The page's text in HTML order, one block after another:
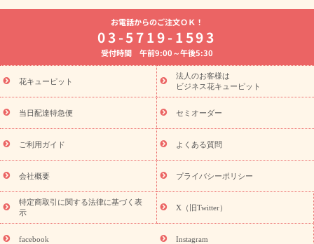
よく贈られる花
お祝いの花特集
誕生日フラワーギフト特集
8月の誕生花(トルコキキョウ)
開店・開業祝い
お供え・お悔やみ お供え・お悔やみの花
通夜・葬儀に贈る花 胡蝶蘭・花鉢
ーブドフラワー
季節のイベント
ひまわり ギフト・プレゼント
特集
お盆 花（新盆・初盆） 季節のイベント
お盆 花（新
盆・初盆）
お盆 花（新盆・初盆）
お盆・お供え 花とセットギ
フト
お盆・お供え プリザーブドフラワー
ひまわり ギフト・プ
レゼント特集
夏の花贈り・お中元・暑中見舞い 花のギフト特集
敬老の日におくる花ギフト・プレゼント特集
花ギフト・プレゼント特集
敬老の日 花のおすすめランキング
敬
老の日 花鉢植えのギフト・プレゼント特集
敬老の日 花とセットギ
フト・プレゼント特集
敬老の日の花 全てのギフト一覧
キャン
ペーン
映画『ウォーターガーディアンズ』コラボキャンペーン
「きょう誕生日なんです」キャンペーン
誕生日の花を探す
誕生日フラワーギフト 誕生日フラワーギフト特集
お電話からのご注文ＯＫ！
03-5719-1593
受付時間 午前9:00～午後5:30
花キューピット
法人のお客様は
ビジネス花キューピット
当日配達特急便 セミオーダー
ご利用ガイド よくある質問
会社概要 プライバシーポリシー
特定商取引に関する法律に基づく表
示
X（旧Twitter）
facebook Instagram